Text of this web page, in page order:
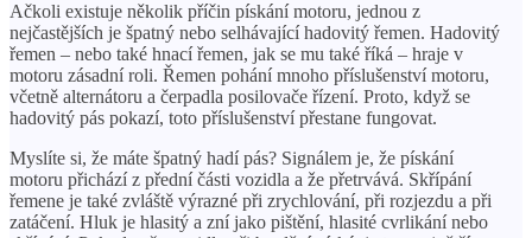
Ačkoli existuje několik příčin pískání motoru, jednou z
nejčastějších je špatný nebo selhávající hadovitý řemen. Hadovitý
řemen – nebo také hnací řemen, jak se mu také říká – hraje v
motoru zásadní roli. Řemen pohání mnoho příslušenství motoru,
včetně alternátoru a čerpadla posilovače řízení. Proto, když se
hadovitý pás pokazí, toto příslušenství přestane fungovat.
Myslíte si, že máte špatný hadí pás? Signálem je, že pískání
motoru přichází z přední části vozidla a že přetrvává. Skřípání
řemene je také zvláště výrazné při zrychlování, při rozjezdu a při
zatáčení. Hluk je hlasitý a zní jako pištění, hlasité cvrlikání nebo